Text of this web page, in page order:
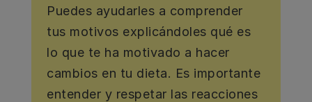
Puedes ayudarles a comprender
tus motivos explicándoles qué es
lo que te ha motivado a hacer
cambios en tu dieta. Es importante
entender y respetar las reacciones